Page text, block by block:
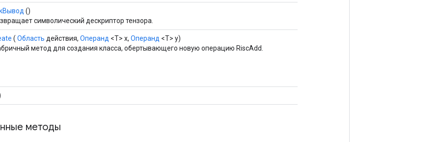
()
символический дескриптор тензора.
( Область действия, Операнд <T> x, Операнд <T> y)
метод для создания класса, обертывающего новую операцию RiscAdd.
методы